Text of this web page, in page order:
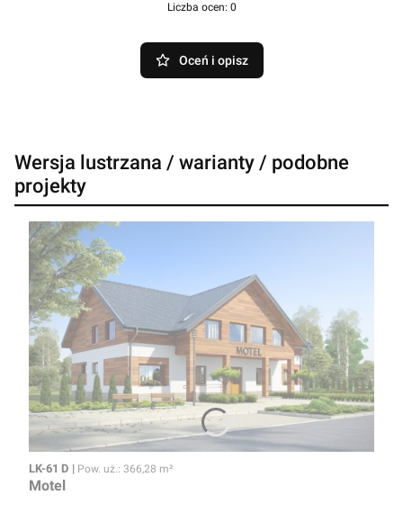
Liczba ocen: 0
Oceń i opisz
Wersja lustrzana / warianty / podobne
projekty
Kod
LK-61 D Powierzchnia użytkowa
Pow. uż.: 366,28 m²
Motel